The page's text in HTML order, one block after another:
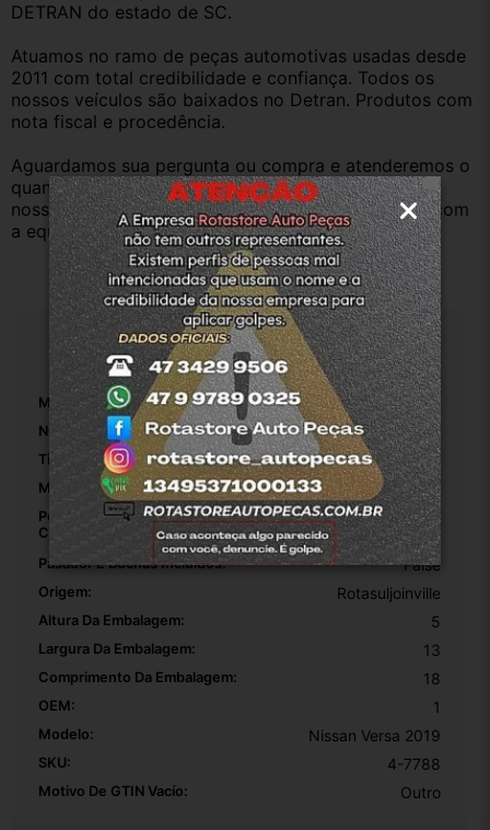
DETRAN do estado de SC.
Atuamos no ramo de peças automotivas usadas desde
2011 com total credibilidade e confiança. Todos os
nossos veículos são baixados no Detran. Produtos com
nota fiscal e procedência.
Aguardamos sua pergunta ou compra e atenderemos o
quanto antes. Aceitamos retirada dos produtos em
nossa loja física também, basta entrar em contato com
a equipe Rotasul e tiramos suas dúvidas.
Especificações
Marca: Nissan Versa 2019
Número De Peça: 1
Tipo De Veículo: Carro/Caminhonete
Material Da Dobradiça De Porta Para Carro: Aço
Posição Da Dobradiça De Porta Para
Carro:
Traseiro
Esquerdo
Pasador E Buchas Incluídos: False
Origem: Rotasuljoinville
Altura Da Embalagem: 5
Largura Da Embalagem: 13
Comprimento Da Embalagem: 18
OEM: 1
Modelo: Nissan Versa 2019
SKU: 4-7788
Motivo De GTIN Vacío: Outro